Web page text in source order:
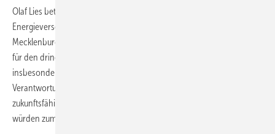
Olaf Lies betont die Bedeutung der Offshore-Windindustrie für die
Energieversorgung Deutschlands: „Insbesondere die Standorte in
Mecklenburg-Vorpommern und Niedersachsen sind dabei die Basis
für den dringend benötigten Offshore-Ausbau. Jetzt heißt es, dass
insbesondere die Nordländer und der Bund gemeinsam
Verantwortung übernehmen, wenn wir die Infrastruktur weiterhin
zukunftsfähig gestalten wollen.“ Formate wie die Offshore Connect
würden zum Austausch über die Zukunft gebraucht.